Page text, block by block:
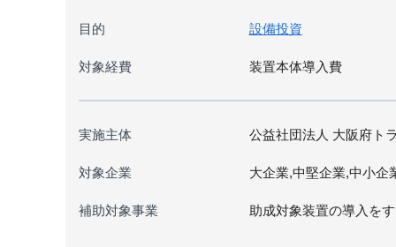
目的 設備投資
対象経費 装置本体導入費
実施主体 公益社団法人 大阪府ト
対象企業 大企業,中堅企業,中小企
補助対象事業 助成対象装置の導入を